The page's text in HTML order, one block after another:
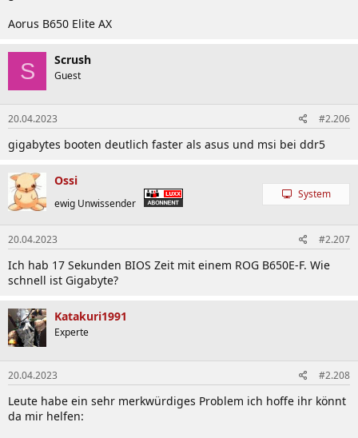
Aorus B650 Elite AX
S Scrush
Guest
20.04.2023 #2.206
gigabytes booten deutlich faster als asus und msi bei ddr5
Ossi
ewig Unwissender
System
20.04.2023 #2.207
Ich hab 17 Sekunden BIOS Zeit mit einem ROG B650E-F. Wie
schnell ist Gigabyte?
Katakuri1991
Experte
20.04.2023 #2.208
Leute habe ein sehr merkwürdiges Problem ich hoffe ihr könnt
da mir helfen: